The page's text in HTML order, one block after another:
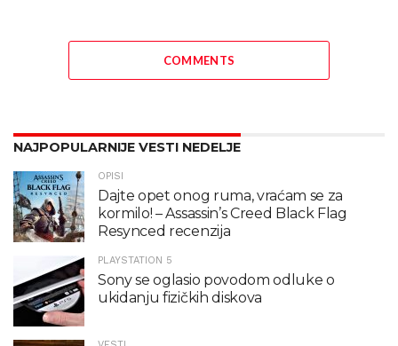
2020
COMMENTS
NAJPOPULARNIJE VESTI NEDELJE
OPISI
Dajte opet onog ruma, vraćam se za
kormilo! – Assassin’s Creed Black Flag
Resynced recenzija
PLAYSTATION 5
Sony se oglasio povodom odluke o
ukidanju fizičkih diskova